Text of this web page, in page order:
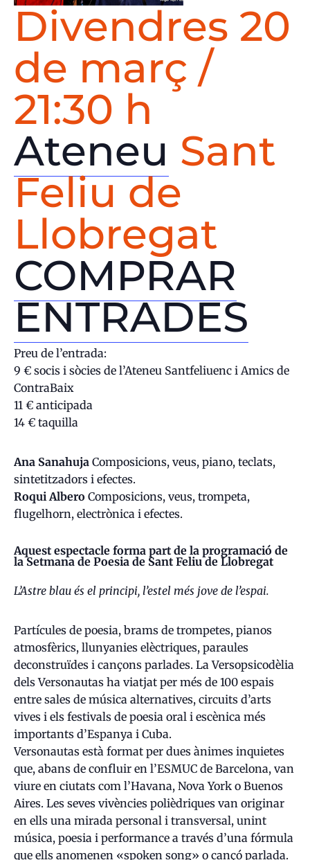
Divendres 20
de març /
21:30 h
Ateneu Sant
Feliu de
Llobregat
COMPRAR
ENTRADES
Preu de l’entrada:
9 € socis i sòcies de l’Ateneu Santfeliuenc i Amics de
ContraBaix
11 € anticipada
14 € taquilla
Ana Sanahuja Composicions, veus, piano, teclats,
sintetitzadors i efectes.
Roqui Albero Composicions, veus, trompeta,
flugelhorn, electrònica i efectes.
Aquest espectacle forma part de la programació de
la Setmana de Poesia de Sant Feliu de Llobregat
L’Astre blau és el principi, l’estel més jove de l’espai.
Partícules de poesia, brams de trompetes, pianos
atmosfèrics, llunyanies elèctriques, paraules
deconstruïdes i cançons parlades. La Versopsicodèlia
dels Versonautas ha viatjat per més de 100 espais
entre sales de música alternatives, circuits d’arts
vives i els festivals de poesia oral i escènica més
importants d’Espanya i Cuba.
Versonautas està format per dues ànimes inquietes
que, abans de confluir en l’ESMUC de Barcelona, van
viure en ciutats com l’Havana, Nova York o Buenos
Aires. Les seves vivències polièdriques van originar
en ells una mirada personal i transversal, unint
música, poesia i performance a través d’una fórmula
que ells anomenen «spoken song» o cançó parlada.